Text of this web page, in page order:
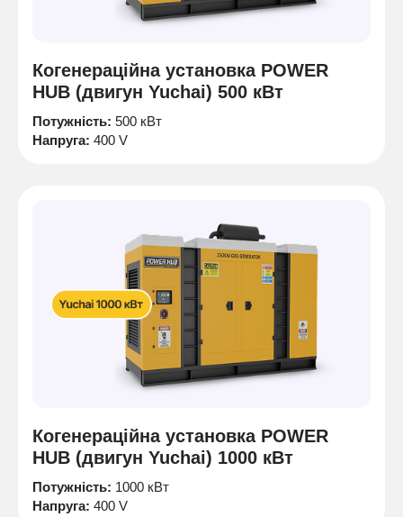
Когенераційна установка POWER
HUB (двигун Yuchai) 500 кВт
Потужність: 500 кВт
Напруга: 400 V
Когенераційна установка POWER
HUB (двигун Yuchai) 1000 кВт
Потужність: 1000 кВт
Напруга: 400 V